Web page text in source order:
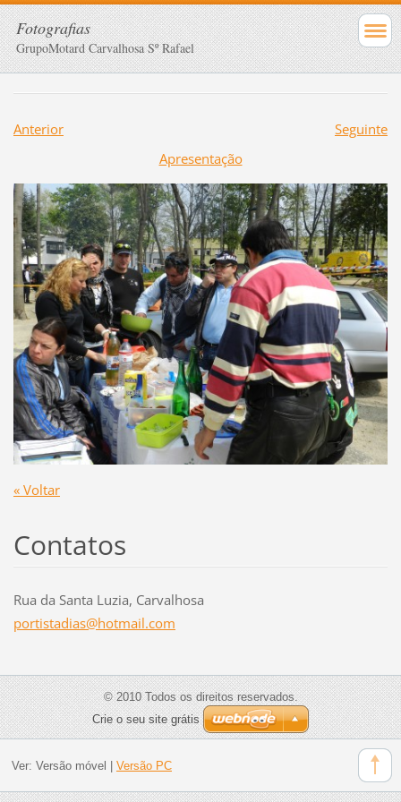
Fotografias
GrupoMotard Carvalhosa Sº Rafael
Anterior
Seguinte
Apresentação
« Voltar
Contatos
Rua da Santa Luzia, Carvalhosa
portistadias@hotmail.com
© 2010 Todos os direitos reservados.
Crie o seu site grátis
Ver: Versão móvel Versão PC